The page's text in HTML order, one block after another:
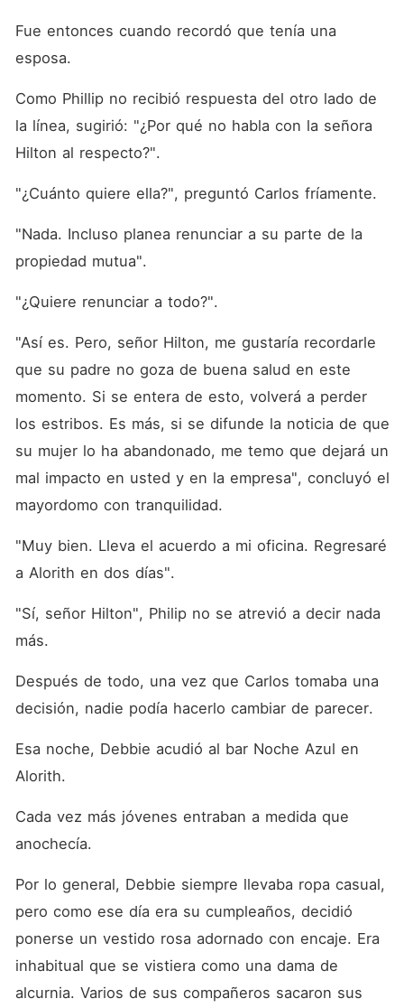
Fue entonces cuando recordó que tenía una
esposa.
Como Phillip no recibió respuesta del otro lado de
la línea, sugirió: "¿Por qué no habla con la señora
Hilton al respecto?".
"¿Cuánto quiere ella?", preguntó Carlos fríamente.
"Nada. Incluso planea renunciar a su parte de la
propiedad mutua".
"¿Quiere renunciar a todo?".
"Así es. Pero, señor Hilton, me gustaría recordarle
que su padre no goza de buena salud en este
momento. Si se entera de esto, volverá a perder
los estribos. Es más, si se difunde la noticia de que
su mujer lo ha abandonado, me temo que dejará un
mal impacto en usted y en la empresa", concluyó el
mayordomo con tranquilidad.
"Muy bien. Lleva el acuerdo a mi oficina. Regresaré
a Alorith en dos días".
"Sí, señor Hilton", Philip no se atrevió a decir nada
más.
Después de todo, una vez que Carlos tomaba una
decisión, nadie podía hacerlo cambiar de parecer.
Esa noche, Debbie acudió al bar Noche Azul en
Alorith.
Cada vez más jóvenes entraban a medida que
anochecía.
Por lo general, Debbie siempre llevaba ropa casual,
pero como ese día era su cumpleaños, decidió
ponerse un vestido rosa adornado con encaje. Era
inhabitual que se vistiera como una dama de
alcurnia. Varios de sus compañeros sacaron sus